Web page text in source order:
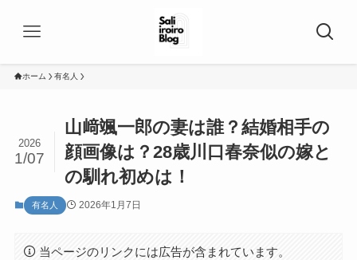
ホーム 有名人
山﨑颯一郎の妻は誰？結婚相手の
顔画像は？28歳川口春奈似の嫁と
の馴れ初めは！
2026
1/07
有名人 2026年1月7日
当ページのリンクには広告が含まれています。